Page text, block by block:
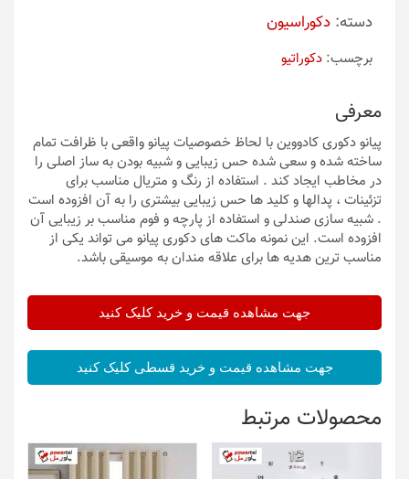
دسته: دکوراسیون
برچسب: دکوراتیو
معرفی
پیانو دکوری کادووین با لحاظ خصوصیات پیانو واقعی با ظرافت تمام
ساخته شده و سعی شده حس زیبایی و شبیه بودن به ساز اصلی را
در مخاطب ایجاد کند . استفاده از رنگ و متریال مناسب برای
تزئینات ، پدالها و کلید ها حس زیبایی بیشتری را به آن افزوده است
. شبیه سازی صندلی و استفاده از پارچه و فوم مناسب بر زیبایی آن
افزوده است. این نمونه ماکت های دکوری پیانو می تواند یکی از
مناسب ترین هدیه ها برای علاقه مندان به موسیقی باشد.
جهت مشاهده قیمت و خرید کلیک کنید
جهت مشاهده قیمت و خرید قسطی کلیک کنید
محصولات مرتبط